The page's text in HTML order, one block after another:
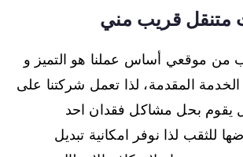
متنقل قريب مني
من موقعي أساس عملنا هو التميز و
الخدمة المقدمة، لذا تعمل شركتنا على
يقوم بحل مشاكل فقدان احد
للثقب لذا نوفر امكانية تبديل